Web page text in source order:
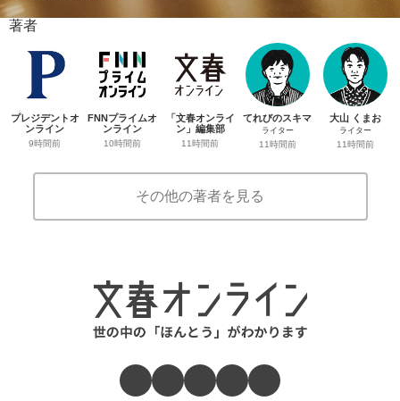
著者
プレジデントオ
ンライン
9時間前
FNNプライムオ
ンライン
10時間前
「文春オンライ
ン」編集部
11時間前
てれびのスキマ
ライター
11時間前
大山 くまお
ライター
11時間前
その他の著者を見る